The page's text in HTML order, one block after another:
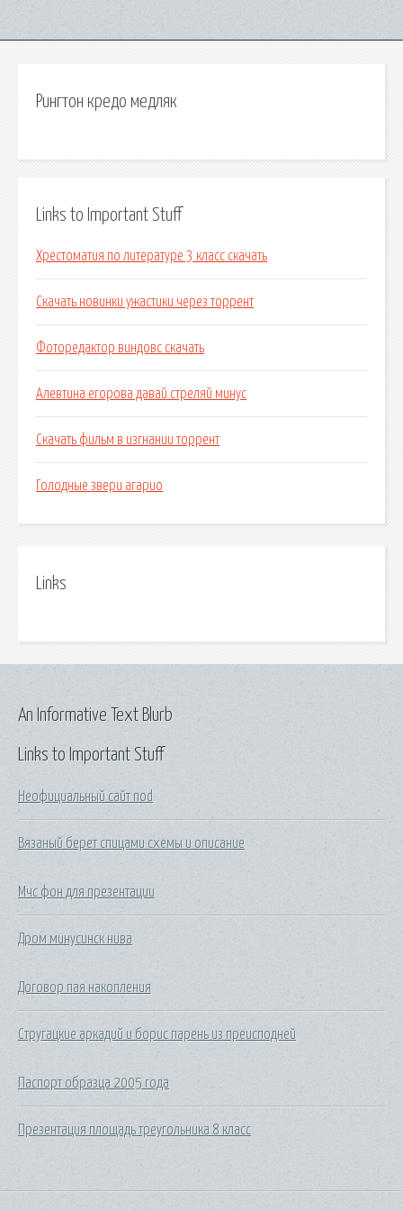
Рингтон кредо медляк
Links to Important Stuff
Хрестоматия по литературе 3 класс скачать
Скачать новинки ужастики через торрент
Фоторедактор виндовс скачать
Алевтина егорова давай стреляй минус
Скачать фильм в изгнании торрент
Голодные звери агарио
Links
Links to Important Stuff
Неофициальный сайт nod
Вязаный берет спицами схемы и описание
Мчс фон для презентации
Дром минусинск нива
Договор пая накопления
Стругацкие аркадий и борис парень из преисподней
Паспорт образца 2005 года
Презентация площадь треугольника 8 класс
An Informative Text Blurb